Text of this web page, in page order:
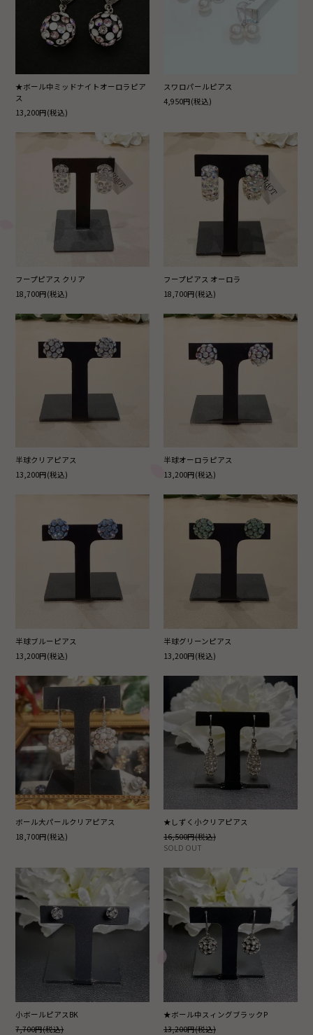
★ボール中ミッドナイトオーロラピア
ス
13,200円(税込)
スワロパールピアス
4,950円(税込)
フープピアス クリア
18,700円(税込)
フープピアス オーロラ
18,700円(税込)
半球クリアピアス
13,200円(税込)
半球オーロラピアス
13,200円(税込)
半球ブルーピアス
13,200円(税込)
半球グリーンピアス
13,200円(税込)
ボール大パールクリアピアス
18,700円(税込)
★しずく小クリアピアス
16,500円(税込)
SOLD OUT
小ボールピアスBK
7,700円(税込)
★ボール中スィングブラックP
13,200円(税込)